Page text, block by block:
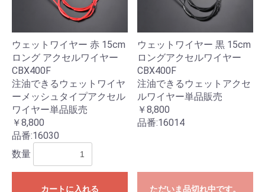
ウェットワイヤー 赤 15cm
ロング アクセルワイヤー
CBX400F
注油できるウェットワイヤ
ーメッシュタイプアクセル
ワイヤー単品販売
￥8,800
品番:16030
数量
カートに入れる
ウェットワイヤー 黒 15cm
ロングアクセルワイヤー
CBX400F
注油できるウェットアクセ
ルワイヤー単品販売
￥8,800
品番:16014
ただいま品切れ中です。